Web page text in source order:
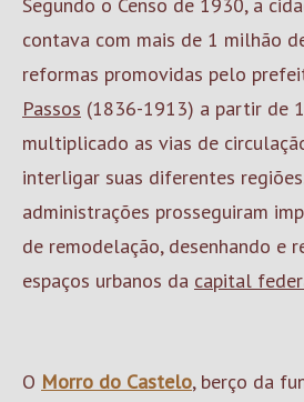
contava com mais de 1 milhão
reformas promovidas pelo
Passos (1836-1913) a partir de
multiplicado as vias de
interligar suas diferentes
administrações prosseguiram
de remodelação, desenhando e
espaços urbanos da capital
O Morro do Castelo, berço da